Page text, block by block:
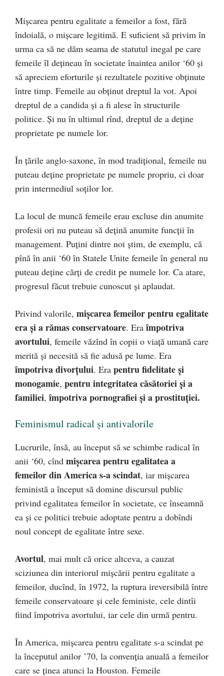
Mişcarea pentru egalitate a femeilor a fost, fără
îndoială, o mişcare legitimă. E suficient să privim în
urma ca să ne dăm seama de statutul inegal pe care
femeile îl deţineau în societate înaintea anilor ‘60 şi
să apreciem eforturile şi rezultatele pozitive obținute
între timp. Femeile au obţinut dreptul la vot. Apoi
dreptul de a candida şi a fi alese în structurile
politice. Și nu în ultimul rînd, dreptul de a deţine
proprietate pe numele lor.
În ţările anglo-saxone, în mod tradiţional, femeile nu
puteau deţine proprietate pe numele propriu, ci doar
prin intermediul soţilor lor.
La locul de muncă femeile erau excluse din anumite
profesii ori nu puteau să deţină anumite funcţii în
management. Puţini dintre noi ştim, de exemplu, că
pînă în anii ‘60 în Statele Unite femeile în general nu
puteau deţine cărţi de credit pe numele lor. Ca atare,
progresul făcut trebuie cunoscut şi aplaudat.
Privind valorile, mişcarea femeilor pentru egalitate
era şi a rămas conservatoare. Eraîmpotriva
avortului, femeile văzînd în copii o viaţă umană care
merită şi necesită să fie adusă pe lume. Era
împotriva divorţului. Era pentru fidelitate şi
monogamie, pentru integritatea căsătoriei şi a
familiei,împotriva pornografiei şi a prostituţiei.
Feminismul radical şi antivalorile
Lucrurile, însă, au început să se schimbe radical în
anii ‘60, cînd mişcarea pentru egalitatea a
femeilor din America s-a scindat, iar mişcarea
feministă a început să domine discursul public
privind egalitatea femeilor în societate, ce înseamnă
ea şi ce politici trebuie adoptate pentru a dobîndi
noul concept de egalitate între sexe.
Avortul, mai mult că orice altceva, a cauzat
sciziunea din interiorul mişcării pentru egalitate a
femeilor, ducînd, în 1972, la ruptura ireversibilă între
femeile conservatoare şi cele feministe, cele dintîi
fiind împotriva avortului, iar cele din urmă pentru.
În America, mişcarea pentru egalitate s-a scindat pe
la începutul anilor ’70, la convenţia anuală a femeilor
care se ţinea atunci la Houston. Femeile